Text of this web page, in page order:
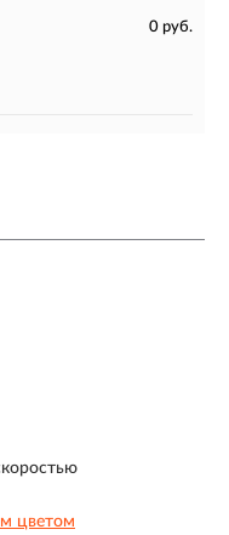
0 руб.
цветом